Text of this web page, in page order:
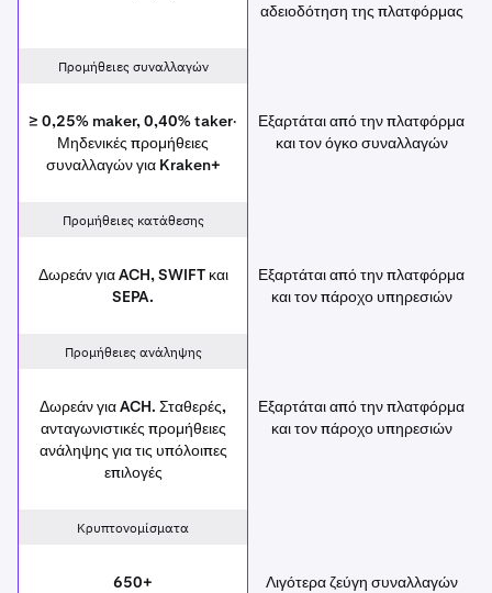
αδειοδότηση της πλατφόρμας
Προμήθειες συναλλαγών
≥ 0,25% maker, 0,40% taker·
Μηδενικές προμήθειες
συναλλαγών για Kraken+
Εξαρτάται από την πλατφόρμα
και τον όγκο συναλλαγών
Προμήθειες κατάθεσης
Δωρεάν για ACH, SWIFT και
SEPA.
Εξαρτάται από την πλατφόρμα
και τον πάροχο υπηρεσιών
Προμήθειες ανάληψης
Δωρεάν για ACH. Σταθερές,
ανταγωνιστικές προμήθειες
ανάληψης για τις υπόλοιπες
επιλογές
Εξαρτάται από την πλατφόρμα
και τον πάροχο υπηρεσιών
Κρυπτονομίσματα
650+ Λιγότερα ζεύγη συναλλαγών